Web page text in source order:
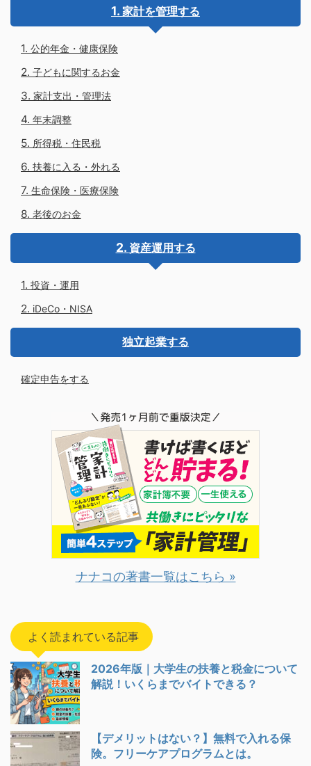
家計を管理する
公的年金・健康保険
子どもに関するお金
家計支出・管理法
年末調整
所得税・住民税
扶養に入る・外れる
生命保険・医療保険
老後のお金
資産運用する
投資・運用
iDeCo・NISA
独立起業する
確定申告をする
ナナコの著書一覧はこちら »
よく読まれている記事
2026年版｜大学生の扶養と税金について
解説！いくらまでバイトできる？
【デメリットはない？】無料で入れる保
険。フリーケアプログラムとは。